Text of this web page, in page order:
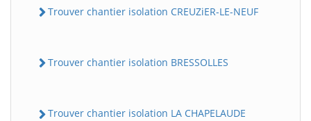
Trouver chantier isolation CREUZiER-LE-NEUF
Trouver chantier isolation BRESSOLLES
Trouver chantier isolation LA CHAPELAUDE